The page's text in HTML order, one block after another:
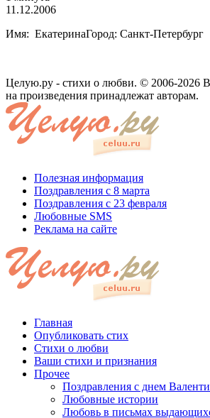
11.12.2006
Имя: ЕкатеринаГород: Санкт-Петербург
Целую.ру - стихи о любви. © 2006-2026
на произведения принадлежат авторам.
Полезная информация
Поздравления с 8 марта
Поздравления с 23 февраля
Любовные SMS
Реклама на сайте
Главная
Опубликовать стих
Стихи о любви
Ваши стихи и признания
Прочее
Поздравления с днем
Любовные истории
Любовь в письмах